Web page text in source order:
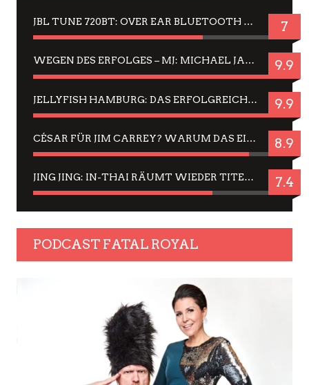
JBL TUNE 720BT: OVER EAR BLUETOOTH KOPFHÖRER UM DIE 50,-€ IM DAUER-TEST 7
WEGEN DES ERFOLGES – MJ: MICHAEL JACKSON MUSICAL IN EINER MATINEE SEHEN 9.9
JELLYFISH HAMBURG: DAS ERFOLGREICHE SOMMER-MENÜ 2025 IN GEFÜHLEN UND BILDERN 9.9
CÉSAR FÜR JIM CARREY? WARUM DAS EINER DER NERVIGSTEN ACTORS IST UND BLEIBT 8.9
JING JING: IN-THAI RÄUMT WIEDER TITEL AB – EIN ZWEI-STUNDEN-ERLEBNISBERICHT 7.4
PODCAST FATAL ROYAL